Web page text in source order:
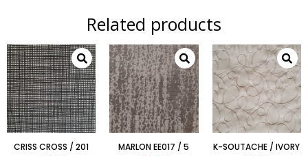
Related products
CRISS CROSS / 201 MARLON EE017 / 5 K-SOUTACHE / IVORY